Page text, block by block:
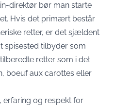
direktør bør man starte
Hvis det primært består
retter, er det sjældent
spisested tilbyder som
retter som i det
boeuf aux carottes eller
og respekt for